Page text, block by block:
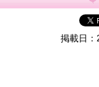
掲載日：